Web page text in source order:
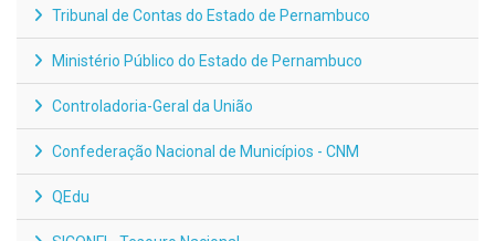
Tribunal de Contas do Estado de Pernambuco
Ministério Público do Estado de Pernambuco
Controladoria-Geral da União
Confederação Nacional de Municípios - CNM
QEdu